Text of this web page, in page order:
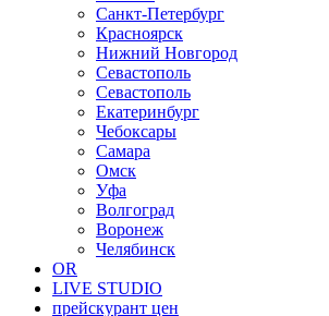
Санкт-Петербург
Красноярск
Нижний Новгород
Севастополь
Севастополь
Екатеринбург
Чебоксары
Самара
Омск
Уфа
Волгоград
Воронеж
Челябинск
OR
LIVE STUDIO
прейскурант цен